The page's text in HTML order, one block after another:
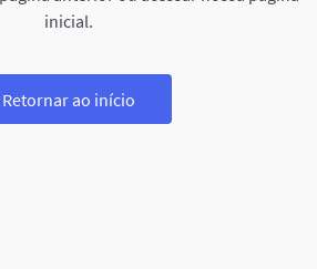
inicial.
Retornar ao início